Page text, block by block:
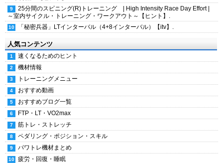
25分間のスピニング(R)トレーニング | High Intensity Race Day Effort |
～室内サイクル・トレーニング・ワークアウト～【ヒント】.
「秘密兵器」LTインターバル（4+8インターバル）【itv】.
人気コンテンツ
速くなるためのヒント
機材情報
トレーニングメニュー
おすすめ動画
おすすめブログ一覧
FTP・LT・VO2max
筋トレ・ストレッチ
ペダリング・ポジション・スキル
パワトレ機材まとめ
疲労・回復・睡眠